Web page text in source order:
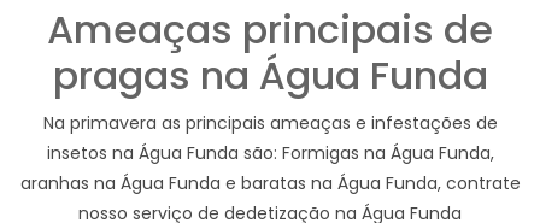
Ameaças principais de
pragas na Água Funda
Na primavera as principais ameaças e infestações de
insetos na Água Funda são: Formigas na Água Funda,
aranhas na Água Funda e baratas na Água Funda, contrate
nosso serviço de dedetização na Água Funda